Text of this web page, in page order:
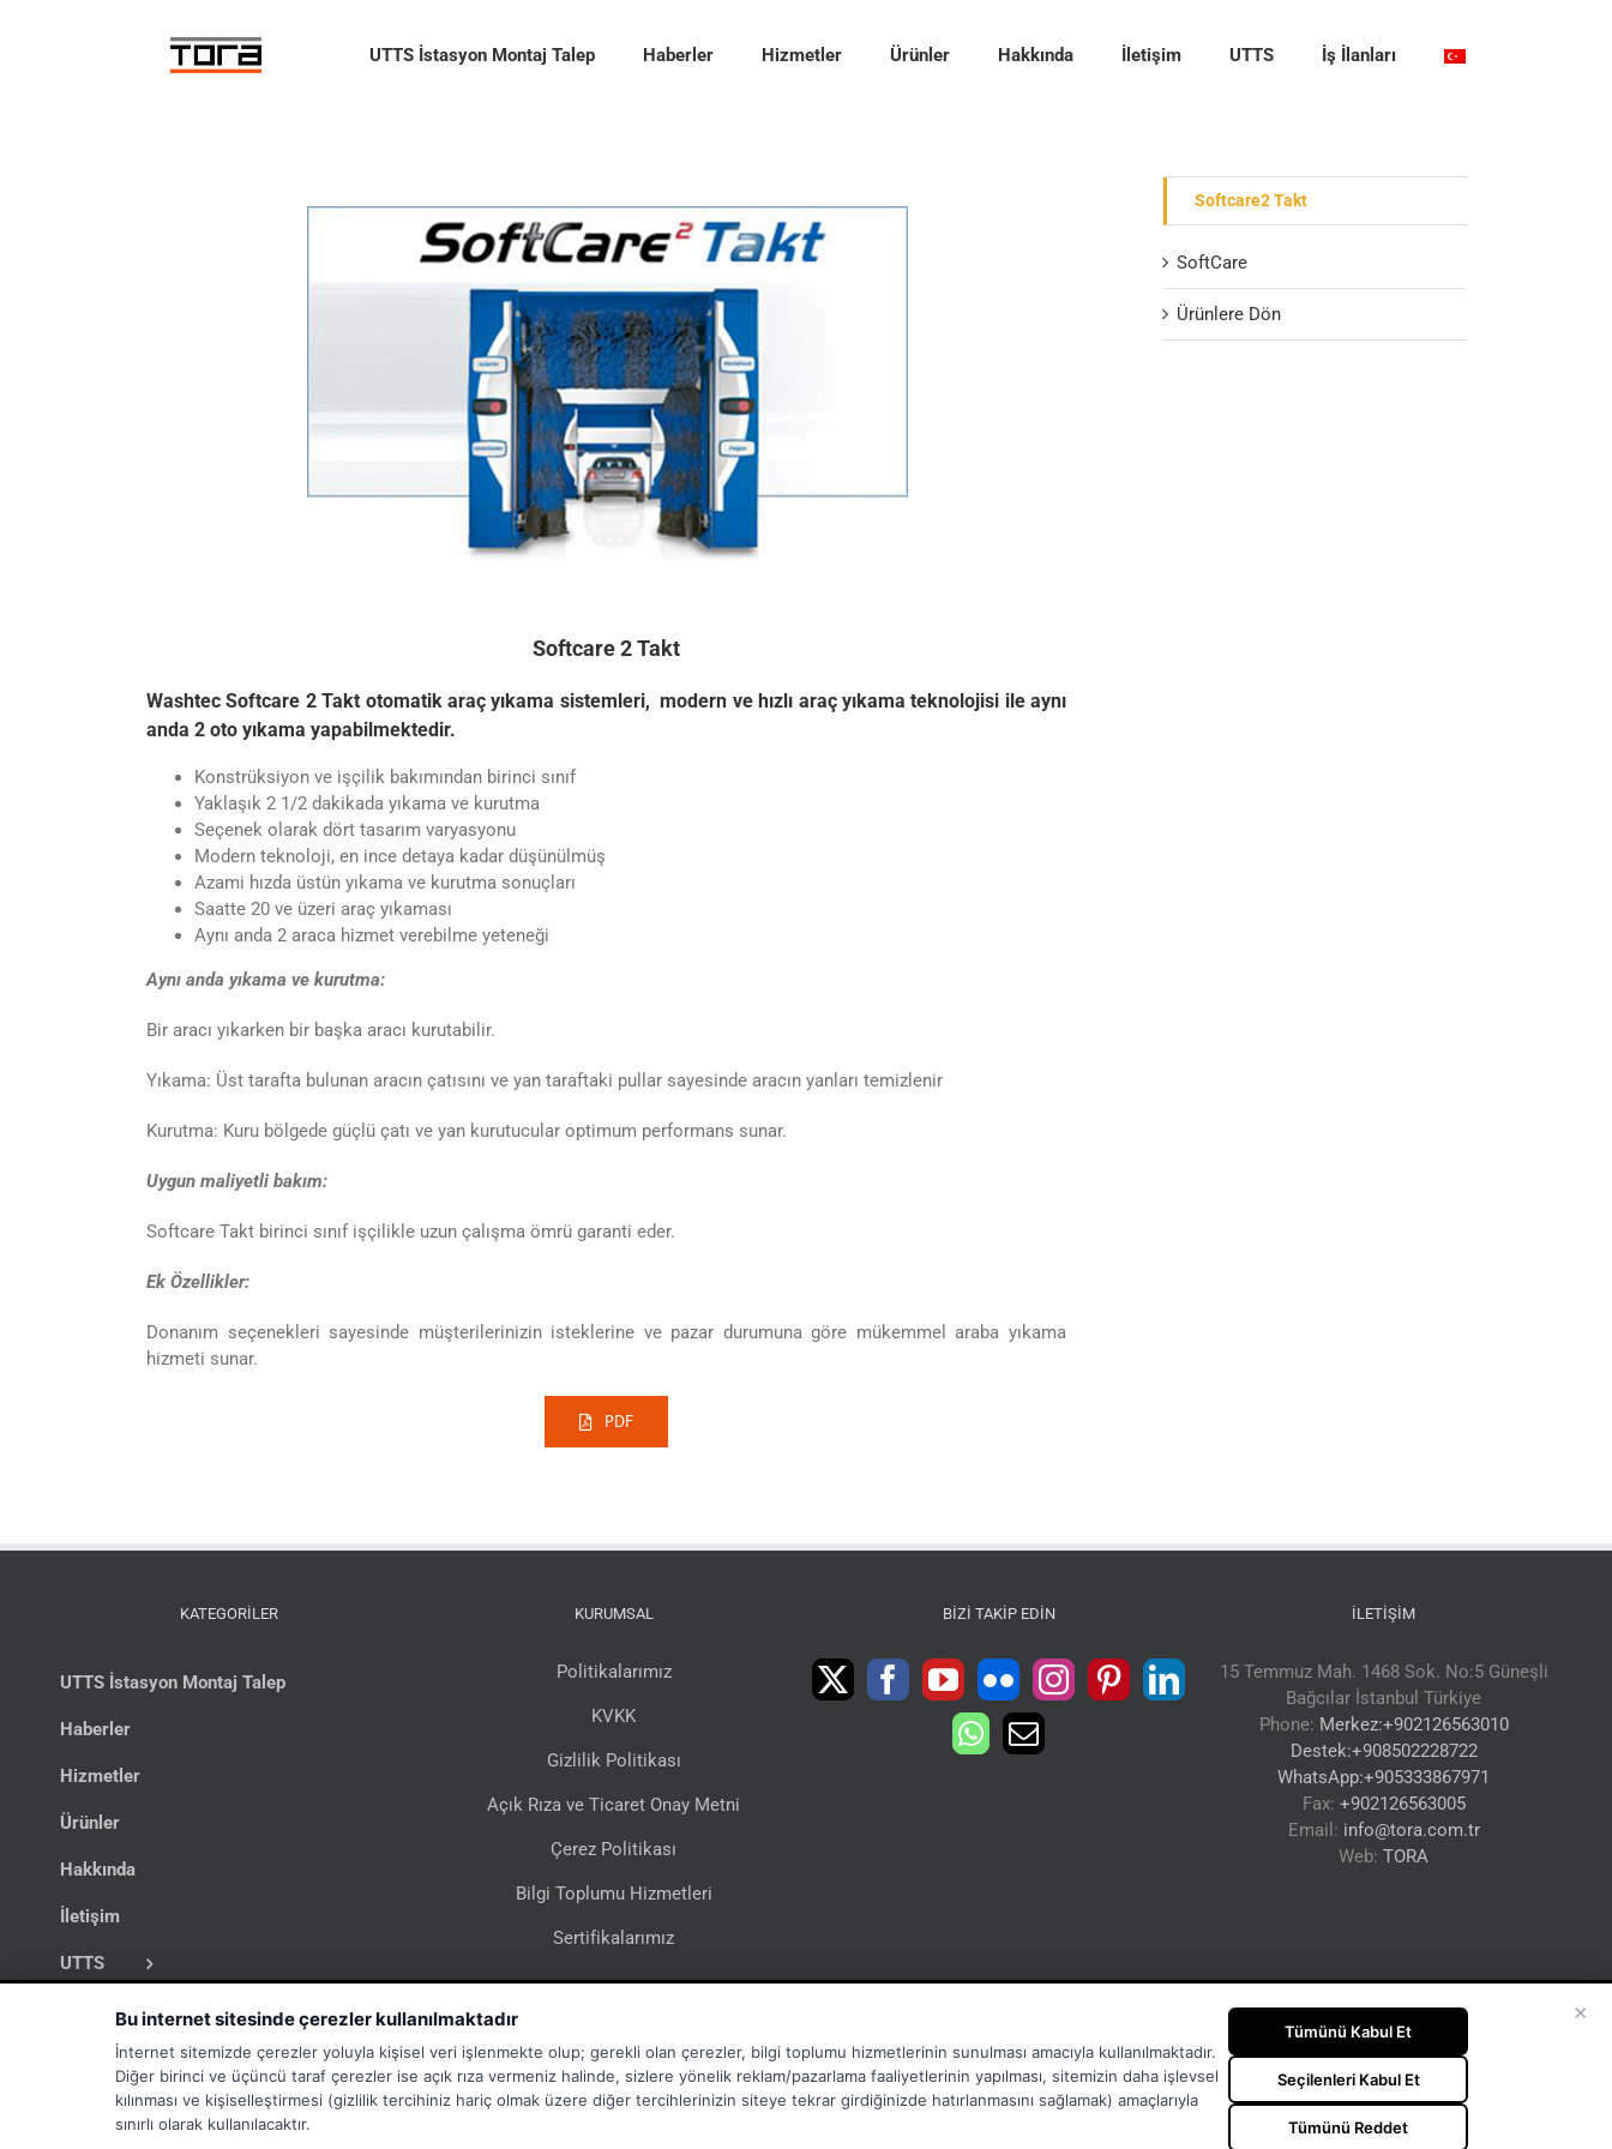
UTTS İstasyon Montaj Talep Haberler Hizmetler Ürünler Hakkında İletişim UTTS İş İlanları
Softcare 2 Takt
Washtec Softcare 2 Takt otomatik araç yıkama sistemleri, modern ve hızlı araç yıkama teknolojisi ile aynı
anda 2 oto yıkama yapabilmektedir.
Konstrüksiyon ve işçilik bakımından birinci sınıf
Yaklaşık 2 1/2 dakikada yıkama ve kurutma
Seçenek olarak dört tasarım varyasyonu
Modern teknoloji, en ince detaya kadar düşünülmüş
Azami hızda üstün yıkama ve kurutma sonuçları
Saatte 20 ve üzeri araç yıkaması
Aynı anda 2 araca hizmet verebilme yeteneği
Aynı anda yıkama ve kurutma:
Bir aracı yıkarken bir başka aracı kurutabilir.
Yıkama: Üst tarafta bulunan aracın çatısını ve yan taraftaki pullar sayesinde aracın yanları temizlenir
Kurutma: Kuru bölgede güçlü çatı ve yan kurutucular optimum performans sunar.
Uygun maliyetli bakım:
Softcare Takt birinci sınıf işçilikle uzun çalışma ömrü garanti eder.
Ek Özellikler:
Donanım seçenekleri sayesinde müşterilerinizin isteklerine ve pazar durumuna göre mükemmel araba yıkama
hizmeti sunar.
PDF
Softcare2 Takt
SoftCare
Ürünlere Dön
KATEGORİLER
UTTS İstasyon Montaj Talep
Haberler
Hizmetler
Ürünler
Hakkında
İletişim
UTTS
İş İlanları
KURUMSAL
Politikalarımız
KVKK
Gizlilik Politikası
Açık Rıza ve Ticaret Onay Metni
Çerez Politikası
Bilgi Toplumu Hizmetleri
Sertifikalarımız
BIZI TAKIP EDIN İLETIŞIM
15 Temmuz Mah. 1468 Sok. No:5 Güneşli
Bağcılar İstanbul Türkiye
Phone: Merkez:+902126563010
Destek:+908502228722
WhatsApp:+905333867971
Fax: +902126563005
Email: info@tora.com.tr
Web: TORA
×
Bu internet sitesinde çerezler kullanılmaktadır
İnternet sitemizde çerezler yoluyla kişisel veri işlenmekte olup; gerekli olan çerezler, bilgi toplumu hizmetlerinin sunulması amacıyla kullanılmaktadır.
Diğer birinci ve üçüncü taraf çerezler ise açık rıza vermeniz halinde, sizlere yönelik reklam/pazarlama faaliyetlerinin yapılması, sitemizin daha işlevsel
kılınması ve kişiselleştirmesi (gizlilik tercihiniz hariç olmak üzere diğer tercihlerinizin siteye tekrar girdiğinizde hatırlanmasını sağlamak) amaçlarıyla
sınırlı olarak kullanılacaktır.
Tümünü Kabul Et
Seçilenleri Kabul Et
Tümünü Reddet